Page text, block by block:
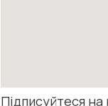
Підписуйтеся на